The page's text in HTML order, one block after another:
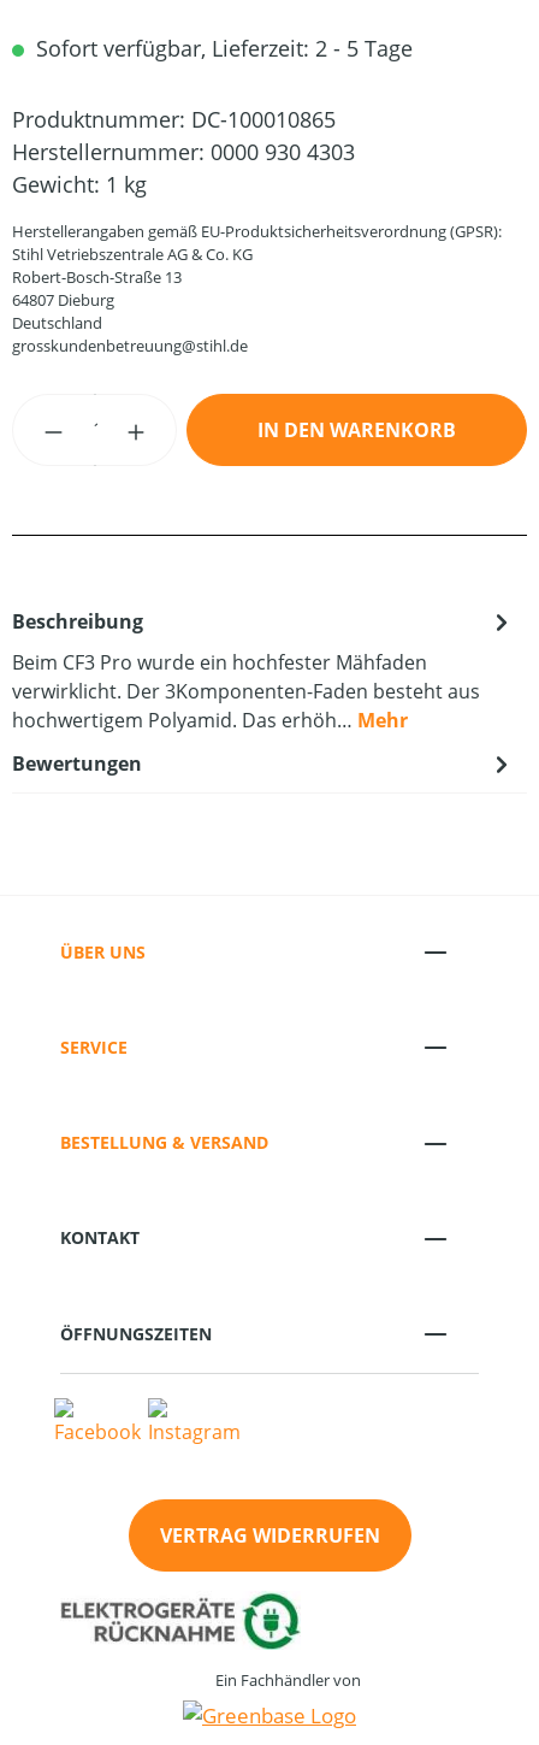
Sofort verfügbar, Lieferzeit: 2 - 5 Tage
Produktnummer: DC-100010865
Herstellernummer: 0000 930 4303
Gewicht: 1 kg
Herstellerangaben gemäß EU-Produktsicherheitsverordnung (GPSR):
Stihl Vetriebszentrale AG & Co. KG
Robert-Bosch-Straße 13
64807 Dieburg
Deutschland
grosskundenbetreuung@stihl.de
Produkt Anzahl: Gib den gewünschten
IN DEN WARENKORB
Beschreibung
Beim CF3 Pro wurde ein hochfester Mähfaden
verwirklicht. Der 3Komponenten-Faden besteht aus
hochwertigem Polyamid. Das erhöh… Mehr
Bewertungen
ÜBER UNS
SERVICE
BESTELLUNG & VERSAND
KONTAKT
ÖFFNUNGSZEITEN
VERTRAG WIDERRUFEN
Ein Fachhändler von